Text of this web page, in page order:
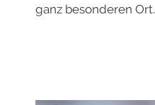
ganz besonderen Ort.